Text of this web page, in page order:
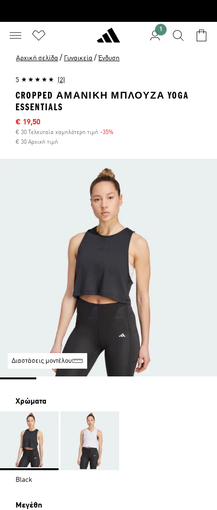
1
Αρχική σελίδα / Γυναικεία / Ένδυση
5 (2)
CROPPED ΑΜΆΝΙΚΗ ΜΠΛΟΎΖΑ YOGA
ESSENTIALS
Τιμή έκπτωσης
€ 19,50
€ 30 Τελευταία χαμηλότερη τιμή -35%
€ 30 Αρχική τιμή
Διαστάσεις μοντέλου
Χρώματα
Black
Μεγέθη